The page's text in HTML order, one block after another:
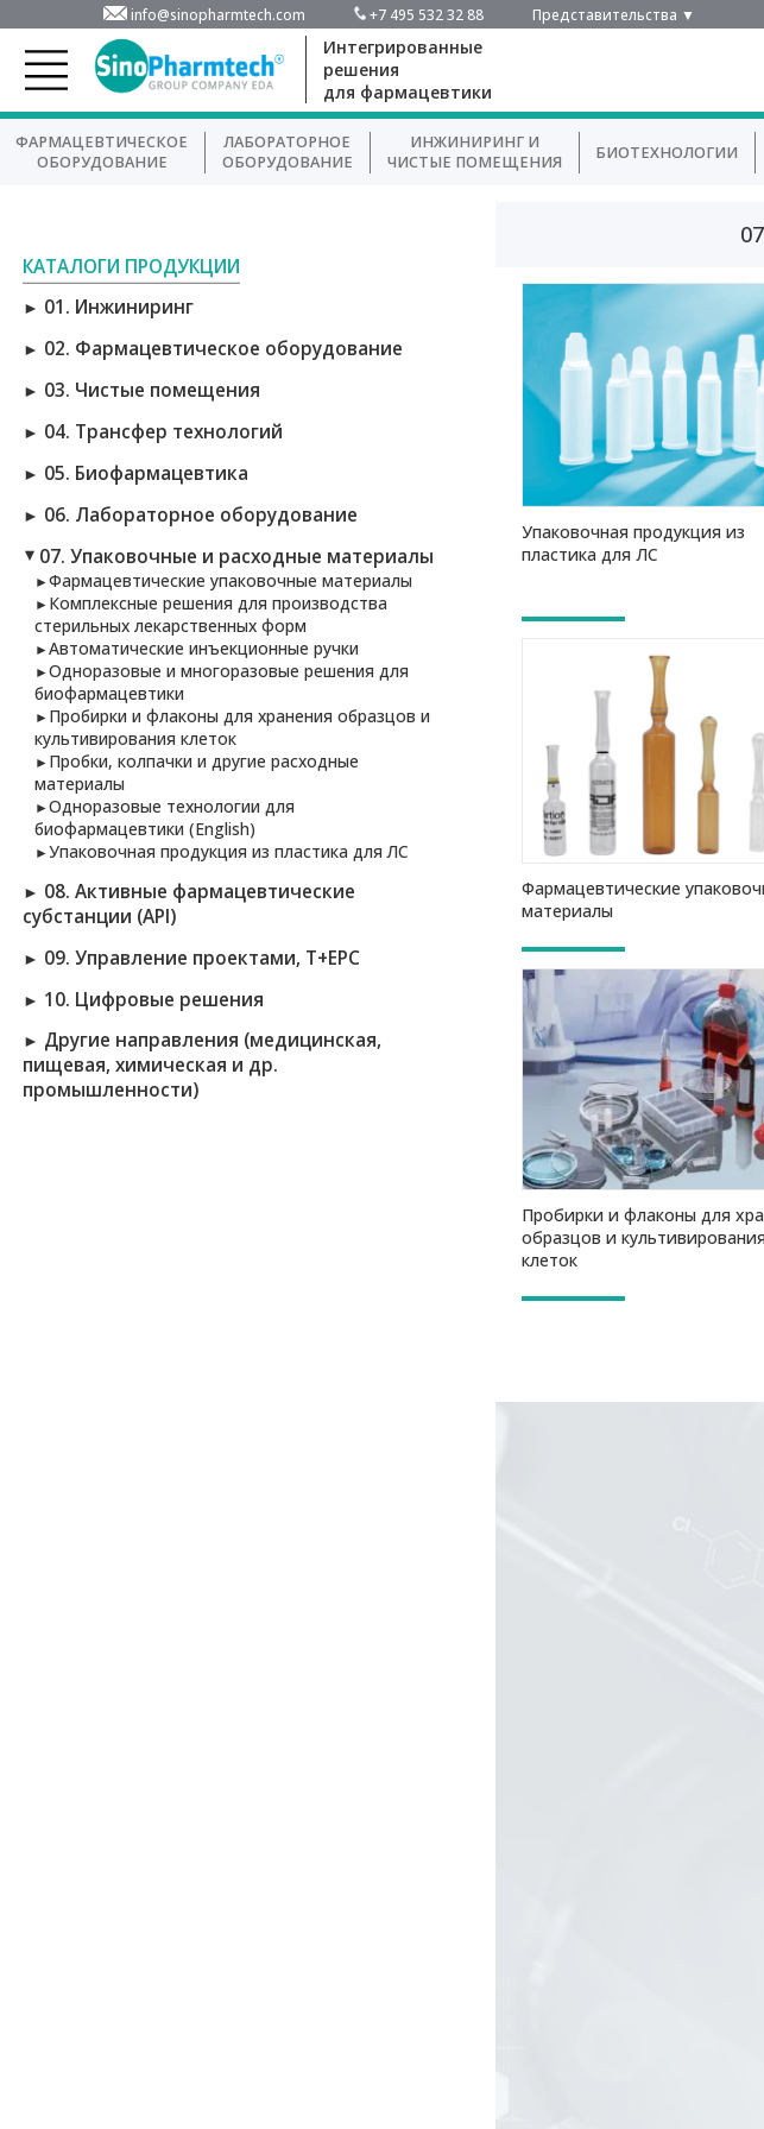
info@sinopharmtech.com +7 495 532 32 88 Представительства ▼
Интегрированные
решения
для фармацевтики
ФАРМАЦЕВТИЧЕСКОЕ
ОБОРУДОВАНИЕ
ЛАБОРАТОРНОЕ
ОБОРУДОВАНИЕ
ИНЖИНИРИНГ И
ЧИСТЫЕ ПОМЕЩЕНИЯ
БИОТЕХНОЛОГИИ
КАТАЛОГИ ПРОДУКЦИИ
► 01. Инжиниринг
► 02. Фармацевтическое оборудование
► 03. Чистые помещения
► 04. Трансфер технологий
► 05. Биофармацевтика
► 06. Лабораторное оборудование
►07. Упаковочные и расходные материалы
►Фармацевтические упаковочные материалы
►Комплексные решения для производства
стерильных лекарственных форм
►Автоматические инъекционные ручки
►Одноразовые и многоразовые решения для
биофармацевтики
►Пробирки и флаконы для хранения образцов и
культивирования клеток
►Пробки, колпачки и другие расходные
материалы
►Одноразовые технологии для
биофармацевтики (English)
►Упаковочная продукция из пластика для ЛС
► 08. Активные фармацевтические
субстанции (API)
► 09. Управление проектами, T+EPC
► 10. Цифровые решения
► Другие направления (медицинская,
пищевая, химическая и др.
промышленности)
Упаковочная продукция из
пластика для ЛС
Фармацевтические
материалы
Пробирки и флаконы для
образцов и культивирования
клеток